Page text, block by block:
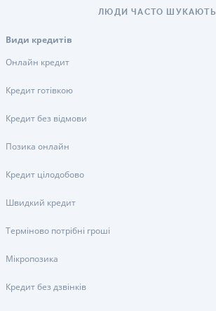
ЛЮДИ ЧАСТО ШУКАЮТЬ
Види кредитів
Онлайн кредит
Кредит готівкою
Кредит без відмови
Позика онлайн
Кредит цілодобово
Швидкий кредит
Терміново потрібні гроші
Мікропозика
Кредит без дзвінків